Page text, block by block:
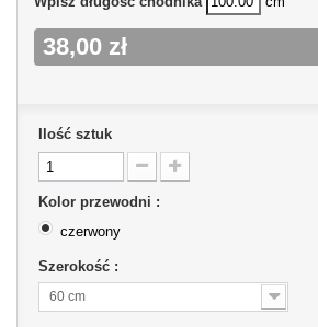
38,00 zł
Ilość sztuk
Kolor przewodni :
czerwony
Szerokość :
60 cm